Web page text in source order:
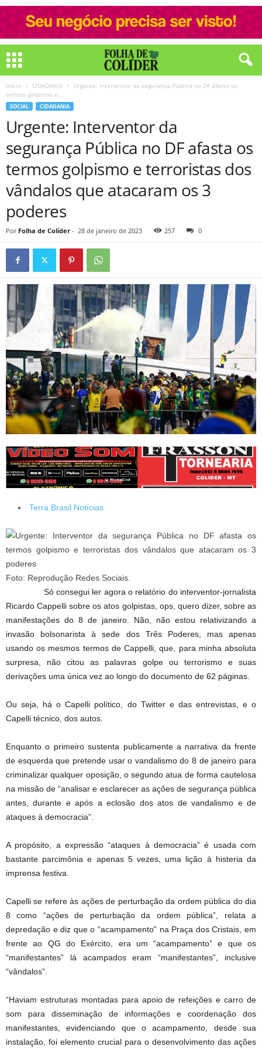
Início CIDADANIA
Urgente: Interventor da segurança Pública no DF afasta os
termos golpismo e...
SOCIAL CIDADANIA
Urgente: Interventor da
segurança Pública no DF afasta os
termos golpismo e terroristas dos
vândalos que atacaram os 3
poderes
Por Folha de Colíder - 28 de janeiro de 2023 257 0
Terra Brasil Notícias
Foto: Reprodução Redes Sociais.
Só consegui ler agora o relatório do interventor-jornalista
Ricardo Cappelli sobre os atos golpistas, ops, quero dizer, sobre as
manifestações do 8 de janeiro. Não, não estou relativizando a
invasão bolsonarista à sede dos Três Poderes, mas apenas
usando os mesmos termos de Cappelli, que, para minha absoluta
surpresa, não citou as palavras golpe ou terrorismo e suas
derivações uma única vez ao longo do documento de 62 páginas.
Ou seja, há o Capelli político, do Twitter e das entrevistas, e o
Capelli técnico, dos autos.
Enquanto o primeiro sustenta publicamente a narrativa da frente
de esquerda que pretende usar o vandalismo do 8 de janeiro para
criminalizar qualquer oposição, o segundo atua de forma cautelosa
na missão de “analisar e esclarecer as ações de segurança pública
antes, durante e após a eclosão dos atos de vandalismo e de
ataques à democracia”.
A propósito, a expressão “ataques à democracia” é usada com
bastante parcimônia e apenas 5 vezes, uma lição à histeria da
imprensa festiva.
Capelli se refere às ações de perturbação da ordem pública do dia
8 como “ações de perturbação da ordem pública”, relata a
depredação e diz que o “acampamento” na Praça dos Cristais, em
frente ao QG do Exército, era um “acampamento” e que os
“manifestantes” lá acampados eram “manifestantes”, inclusive
“vândalos”.
“Haviam estruturas montadas para apoio de refeições e carro de
som para disseminação de informações e coordenação dos
manifestantes, evidenciando que o acampamento, desde sua
instalação, foi elemento crucial para o desenvolvimento das ações